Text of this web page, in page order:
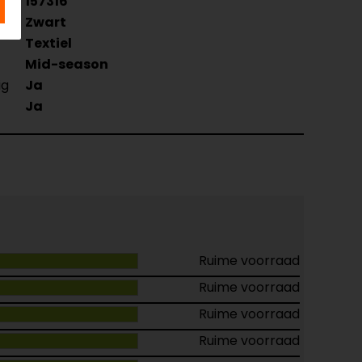
Zwart
Textiel
Mid-season
Ja
Ja
Ruime voorraad
Ruime voorraad
Ruime voorraad
Ruime voorraad